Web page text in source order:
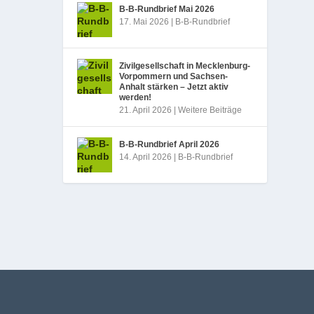
B‑B-Rundbrief Mai 2026
17. Mai 2026
B-B-Rundbrief
Zivilgesellschaft in Mecklenburg-
Vorpommern und Sachsen-
Anhalt stärken – Jetzt aktiv
werden!
21. April 2026 |Weitere Beiträge
B‑B-Rundbrief April 2026
14. April 2026
B-B-Rundbrief